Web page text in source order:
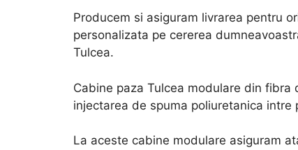
Producem si asiguram livrarea pentru
personalizata pe cererea
Tulcea.
Cabine paza Tulcea modulare din
injectarea de spuma poliuretanica intre
La aceste cabine modulare asiguram